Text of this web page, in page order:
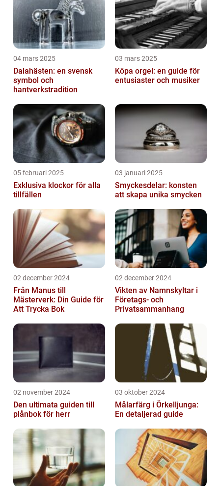
04 mars 2025
Dalahästen: en svensk
symbol och
hantverkstradition
03 mars 2025
Köpa orgel: en guide för
entusiaster och musiker
05 februari 2025
Exklusiva klockor för alla
tillfällen
03 januari 2025
Smyckesdelar: konsten
att skapa unika smycken
02 december 2024
Från Manus till
Mästerverk: Din Guide för
Att Trycka Bok
02 december 2024
Vikten av Namnskyltar i
Företags- och
Privatsammanhang
02 november 2024
Den ultimata guiden till
plånbok för herr
03 oktober 2024
Målarfärg i Örkelljunga:
En detaljerad guide